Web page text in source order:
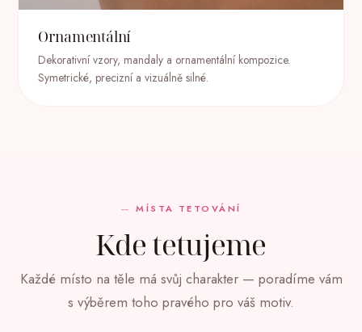
Ornamentální
Dekorativní vzory, mandaly a ornamentální kompozice.
Symetrické, precizní a vizuálně silné.
MÍSTA TETOVÁNÍ
Kde tetujeme
Každé místo na těle má svůj charakter — poradíme vám
s výběrem toho pravého pro váš motiv.